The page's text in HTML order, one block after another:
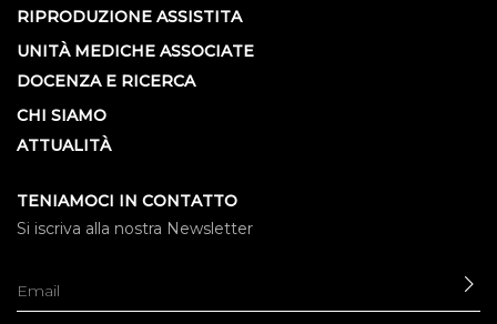
RIPRODUZIONE ASSISTITA
UNITÀ MEDICHE ASSOCIATE
DOCENZA E RICERCA
CHI SIAMO
ATTUALITÀ
TENIAMOCI IN CONTATTO
Si iscriva alla nostra Newsletter